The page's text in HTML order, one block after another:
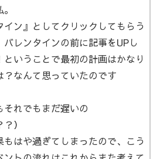
イン』としてクリックしてもらう
バレンタインの前に記事をUPし
ということで最初の計画はかなり
？なんて思っていたのです
それでもまだ遅いの
）
もはや過ぎてしまったので、こう